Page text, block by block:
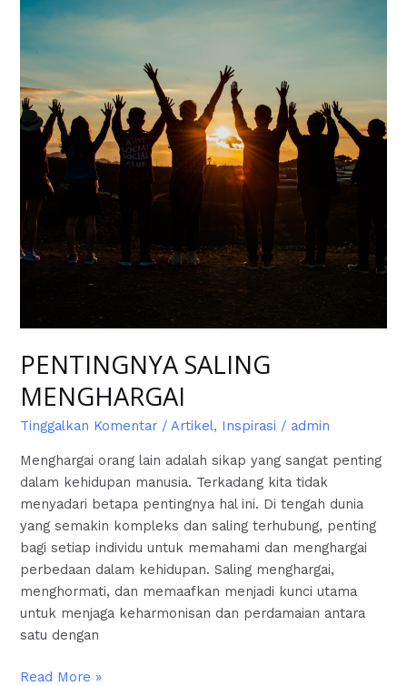
PENTINGNYA SALING
MENGHARGAI
Tinggalkan Komentar /Artikel, Inspirasi / admin
Menghargai orang lain adalah sikap yang sangat penting
dalam kehidupan manusia. Terkadang kita tidak
menyadari betapa pentingnya hal ini. Di tengah dunia
yang semakin kompleks dan saling terhubung, penting
bagi setiap individu untuk memahami dan menghargai
perbedaan dalam kehidupan. Saling menghargai,
menghormati, dan memaafkan menjadi kunci utama
untuk menjaga keharmonisan dan perdamaian antara
satu dengan
MENGHARGAI
Read More »